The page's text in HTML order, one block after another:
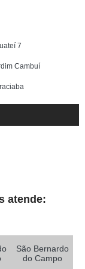
7
Cambuí
Setembro
atende:
São Bernardo
do Campo